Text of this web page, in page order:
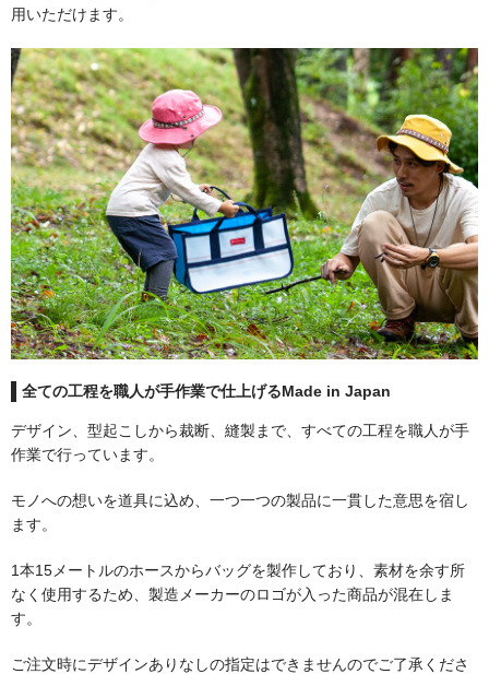
フェンス
温度計
着火剤
グローブ
キッチングッズ
メンテナンス用品
清掃グッズ
補修グッズ
用いただけます。
全ての工程を職人が手作業で仕上げるMade in Japan
デザイン、型起こしから裁断、縫製まで、すべての工程を職人が手
作業で行っています。
モノへの想いを道具に込め、一つ一つの製品に一貫した意思を宿し
ます。
1本15メートルのホースからバッグを製作しており、素材を余す所
なく使用するため、製造メーカーのロゴが入った商品が混在しま
す。
ご注文時にデザインありなしの指定はできませんのでご了承くださ